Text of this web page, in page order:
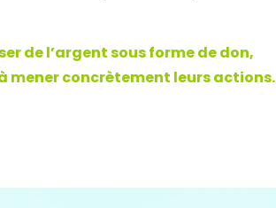
de l’argent sous forme de don,
mener concrètement leurs actions.